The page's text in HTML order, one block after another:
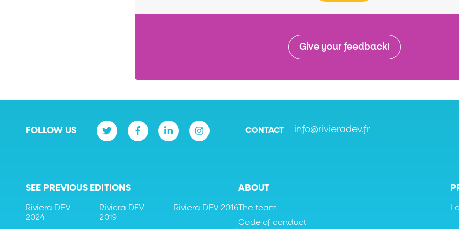
Give your feedback!
SEE PREVIOUS EDITIONS
Riviera DEV
2024
Riviera DEV
2019
Riviera DEV 2016
ABOUT
The team
Code of conduct
FOLLOW US CONTACT info@rivieradev.fr